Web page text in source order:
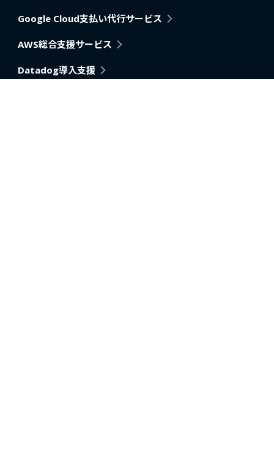
Google Cloud支払い代行サービス
AWS総合支援サービス
Datadog導入支援